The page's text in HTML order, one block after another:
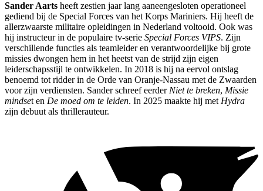
Sander Aarts heeft zestien jaar lang aaneengesloten operationeel
gediend bij de Special Forces van het Korps Mariniers. Hij heeft de
allerzwaarste militaire opleidingen in Nederland voltooid. Ook was
hij instructeur in de populaire tv-serie Special Forces VIPS. Zijn
verschillende functies als teamleider en verantwoordelijke bij grote
missies dwongen hem in het heetst van de strijd zijn eigen
leiderschapsstijl te ontwikkelen. In 2018 is hij na eervol ontslag
benoemd tot ridder in de Orde van Oranje-Nassau met de Zwaarden
voor zijn verdiensten. Sander schreef eerder Niet te breken, Missie
mindset en De moed om te leiden. In 2025 maakte hij met Hydra
zijn debuut als thrillerauteur.